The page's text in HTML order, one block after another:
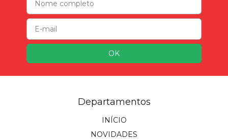
Departamentos
INÍCIO
NOVIDADES